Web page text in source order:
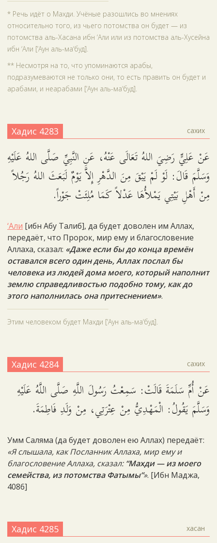
* Речь идёт о Махди. Учёные разошлись во мнениях
относительно того, из чьего потомства он будет — из
потомства аль-Хасана ибн ‘Али или из потомства аль-Хусейна
ибн ‘Али [‘Аун аль-ма‘буд].
** Несмотря на то, что упоминаются арабы,
подразумеваются не только они, то есть править он будет и
арабами, и неарабами [‘Аун аль-ма‘буд].
Хадис 4283 сахих
عَنْ عَلِيٍّ رَضِيَ اللهُ تَعَالَى عَنْهُ، عَنِ النَّبِيِّ صَلَّى اللهُ عَلَيْهِ
وَسَلَّمَ قَالَ: لَوْ لَمْ يَبْقَ مِنَ الدَّهْرِ إِلاَّ يَوْمٌ لَبَعَثَ اللهُ رَجُلاً
مِنْ أَهْلِ بَيْتِي يَمْلأُهَا عَدْلاً كَمَا مُلِئَتْ جَوْراً.
‘Али [ибн Абу Талиб], да будет доволен им Аллах,
передаёт, что Пророк, мир ему и благословение
Аллаха, сказал: «Даже если бы до конца времён
оставался всего один день, Аллах послал бы
человека из людей дома моего, который наполнит
землю справедливостью подобно тому, как до
этого наполнилась она притеснением».
Этим человеком будет Махди [‘Аун аль-ма‘буд].
Хадис 4284 сахих
عَنْ أُمِّ سَلَمَةَ قَالَتْ: سَمِعْتُ رَسُولَ اللَّهِ صَلَّى اللَّهُ عَلَيْهِ
وَسَلَّمَ يَقُولُ: الْمَهْدِيُّ مِنْ عِتْرَتِي، مِنْ وَلَدِ فَاطِمَةَ.
Умм Саляма (да будет доволен ею Аллах) передаёт:
«Я слышала, как Посланник Аллаха, мир ему и
благословение Аллаха, сказал: “Махди — из моего
семейства, из потомства Фатымы”». [Ибн Маджа,
4086]
Хадис 4285 хасан